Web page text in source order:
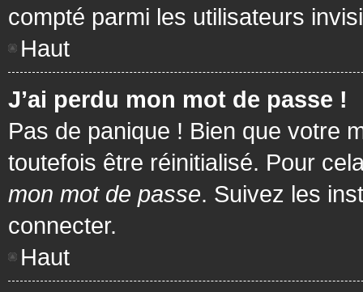
compté parmi les utilisateurs
Haut
J’ai perdu mon mot de passe !
Pas de panique ! Bien que votre
toutefois être réinitialisé. Pour
mon mot de passe. Suivez les
connecter.
Haut